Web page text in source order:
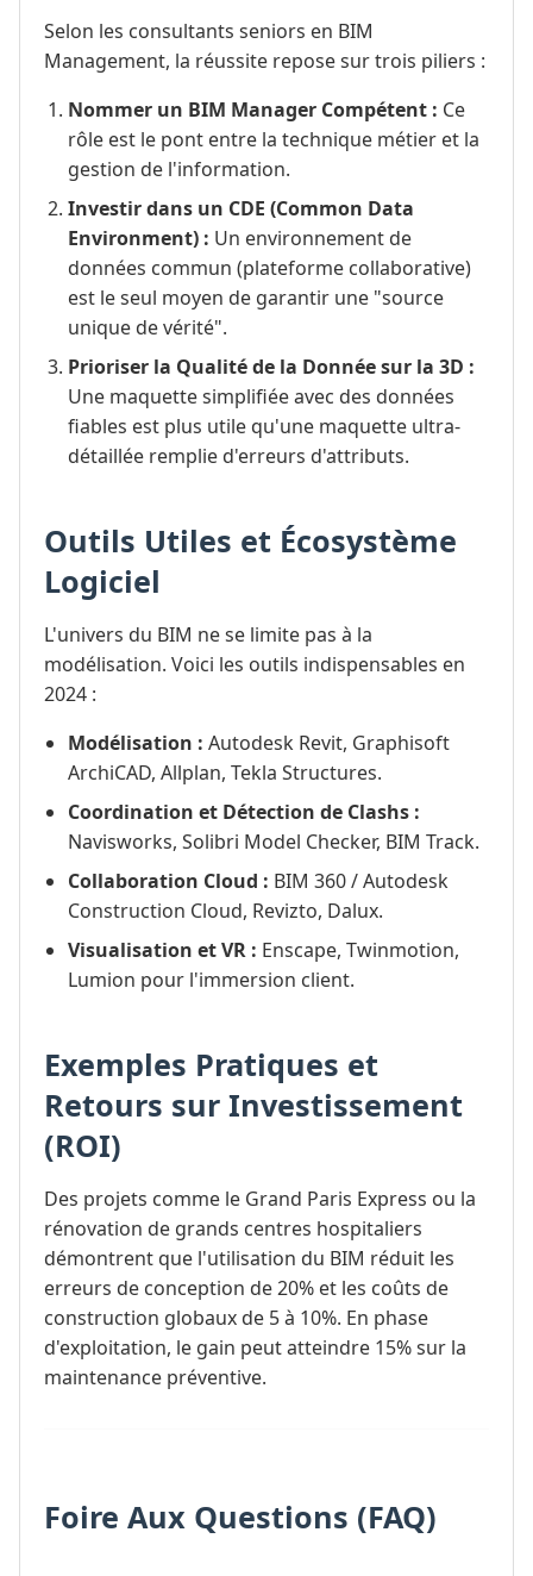
Selon les consultants seniors en BIM
Management, la réussite repose sur trois piliers :
Nommer un BIM Manager Compétent : Ce
rôle est le pont entre la technique métier et la
gestion de l'information.
Investir dans un CDE (Common Data
Environment) : Un environnement de
données commun (plateforme collaborative)
est le seul moyen de garantir une "source
unique de vérité".
Prioriser la Qualité de la Donnée sur la 3D :
Une maquette simplifiée avec des données
fiables est plus utile qu'une maquette ultra-
détaillée remplie d'erreurs d'attributs.
Outils Utiles et Écosystème
Logiciel
L'univers du BIM ne se limite pas à la
modélisation. Voici les outils indispensables en
2024 :
Modélisation : Autodesk Revit, Graphisoft
ArchiCAD, Allplan, Tekla Structures.
Coordination et Détection de Clashs :
Navisworks, Solibri Model Checker, BIM Track.
Collaboration Cloud : BIM 360 / Autodesk
Construction Cloud, Revizto, Dalux.
Visualisation et VR : Enscape, Twinmotion,
Lumion pour l'immersion client.
Exemples Pratiques et
Retours sur Investissement
(ROI)
Des projets comme le Grand Paris Express ou la
rénovation de grands centres hospitaliers
démontrent que l'utilisation du BIM réduit les
erreurs de conception de 20% et les coûts de
construction globaux de 5 à 10%. En phase
d'exploitation, le gain peut atteindre 15% sur la
maintenance préventive.
Foire Aux Questions (FAQ)